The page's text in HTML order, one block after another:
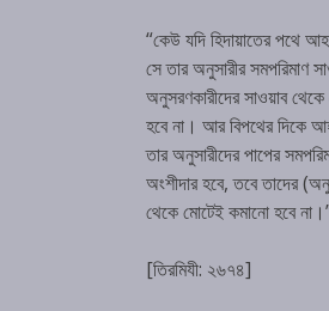
“কেউ যদি হিদায়াতের পথে
সে তার অনুসারীর সমপরিমাণ
অনুসরণকারীদের সাওয়াব
হবে না। আর বিপথের দিকে
তার অনুসারীদের পাপের
অংশীদার হবে, তবে তাদের
থেকে মোটেই কমানো হবে
[তিরমিযী: ২৬৭৪]